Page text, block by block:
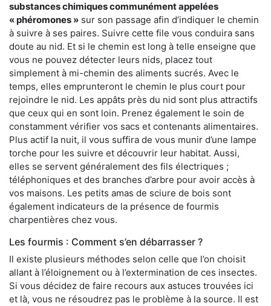
substances chimiques communément appelées
« phéromones » sur son passage afin d’indiquer le chemin
à suivre à ses paires. Suivre cette file vous conduira sans
doute au nid. Et si le chemin est long à telle enseigne que
vous ne pouvez détecter leurs nids, placez tout
simplement à mi-chemin des aliments sucrés. Avec le
temps, elles emprunteront le chemin le plus court pour
rejoindre le nid. Les appâts près du nid sont plus attractifs
que ceux qui en sont loin. Prenez également le soin de
constamment vérifier vos sacs et contenants alimentaires.
Plus actif la nuit, il vous suffira de vous munir d’une lampe
torche pour les suivre et découvrir leur habitat. Aussi,
elles se servent généralement des fils électriques ;
téléphoniques et des branches d’arbre pour avoir accès à
vos maisons. Les petits amas de sciure de bois sont
également indicateurs de la présence de fourmis
charpentières chez vous.
Les fourmis : Comment s’en débarrasser ?
Il existe plusieurs méthodes selon celle que l’on choisit
allant à l’éloignement ou à l’extermination de ces insectes.
Si vous décidez de faire recours aux astuces trouvées ici
et là, vous ne résoudrez pas le problème à la source. Il est